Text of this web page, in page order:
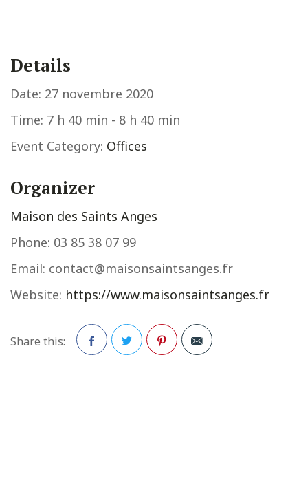
Details
Date: 27 novembre 2020
Time: 7 h 40 min - 8 h 40 min
Event Category: Offices
Organizer
Maison des Saints Anges
Phone: 03 85 38 07 99
Email: contact@maisonsaintsanges.fr
Website: https://www.maisonsaintsanges.fr
Share this: